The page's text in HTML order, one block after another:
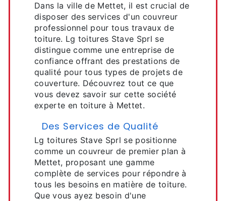
Dans la ville de Mettet, il est crucial de
disposer des services d'un couvreur
professionnel pour tous travaux de
toiture. Lg toitures Stave Sprl se
distingue comme une entreprise de
confiance offrant des prestations de
qualité pour tous types de projets de
couverture. Découvrez tout ce que
vous devez savoir sur cette société
experte en toiture à Mettet.
Des Services de Qualité
Lg toitures Stave Sprl se positionne
comme un couvreur de premier plan à
Mettet, proposant une gamme
complète de services pour répondre à
tous les besoins en matière de toiture.
Que vous ayez besoin d'une